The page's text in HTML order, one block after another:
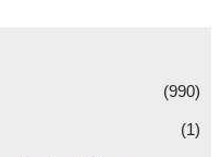
(990)
(1)